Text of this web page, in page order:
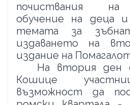
почиствания на
обучение на деца
темата за
издаването на
издание на
На втория ден
Кошице
възможност да